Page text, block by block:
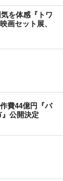
を体感『トワ
画セット展、
費44億円『バ
公開決定